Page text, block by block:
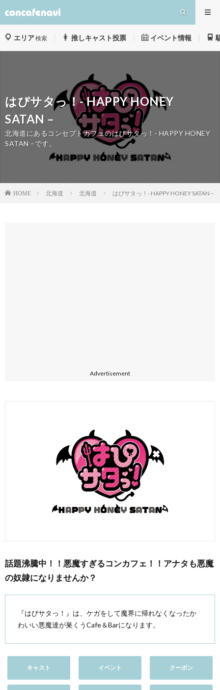
エリア検索 推しキャスト投票 イベント情報
はぴサタっ！- HAPPY HONEY
SATAN –
北海道にあるコンセプトカフェのはぴサタっ！- HAPPY HONEY
SATAN –です。
HOME 北海道 北海道 はぴサタっ！- HAPPY HONEY SATAN –
Advertisement
話題沸騰中！！悪魔すぎるコンカフェ！！アナタも悪魔
の奴隷になりませんか？
『はぴサタっ！』は、ケガをして魔界に帰れなくなったか
わいい悪魔達が巣くうCafe＆Barになります。
キャスト イベント クーポン